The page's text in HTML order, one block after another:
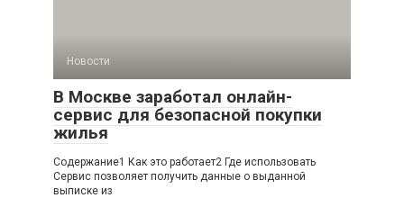
Новости
В Москве заработал онлайн-
сервис для безопасной покупки
жилья
Содержание1 Как это работает2 Где использовать
Сервис позволяет получить данные о выданной
выписке из